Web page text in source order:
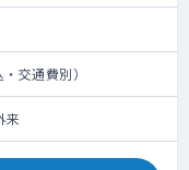
交通費別）
来